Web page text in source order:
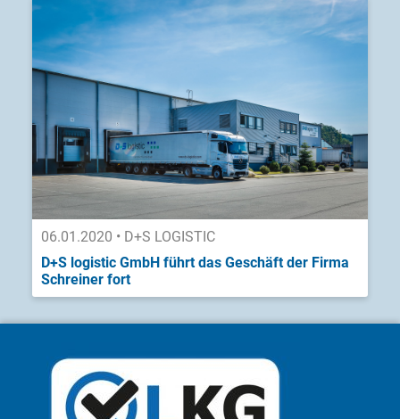
06.01.2020 • D+S LOGISTIC
D+S logistic GmbH führt das Geschäft der Firma
Schreiner fort